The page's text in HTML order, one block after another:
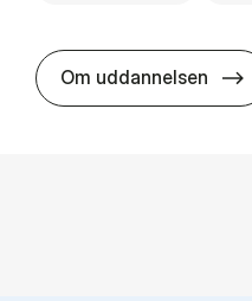
Om uddannelsen